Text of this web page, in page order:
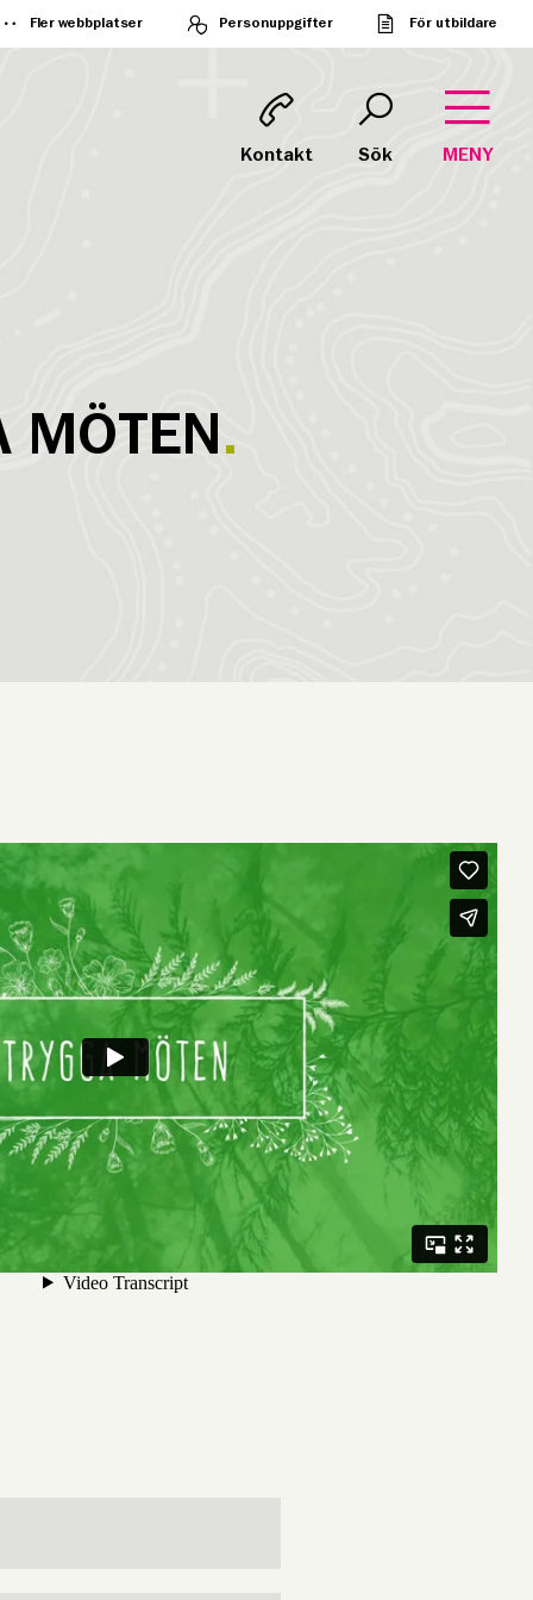
Fler webbplatser Personuppgifter För utbildare
Kontakt Sök MENY
MÖTEN